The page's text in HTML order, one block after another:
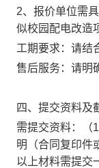
2、报价单位需
似校园配电改造
工期要求：请结
售后服务：请明
四、提交资料及
需提交资料：（
明（合同复印件
以上材料需提交